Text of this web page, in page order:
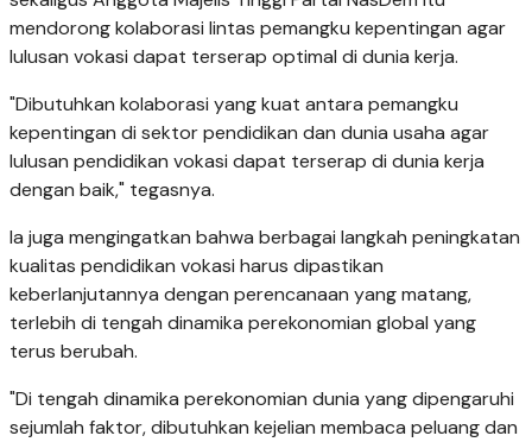
mendorong kolaborasi lintas pemangku kepentingan agar
lulusan vokasi dapat terserap optimal di dunia kerja.
"Dibutuhkan kolaborasi yang kuat antara pemangku
kepentingan di sektor pendidikan dan dunia usaha agar
lulusan pendidikan vokasi dapat terserap di dunia kerja
dengan baik," tegasnya.
Ia juga mengingatkan bahwa berbagai langkah peningkatan
kualitas pendidikan vokasi harus dipastikan
keberlanjutannya dengan perencanaan yang matang,
terlebih di tengah dinamika perekonomian global yang
terus berubah.
"Di tengah dinamika perekonomian dunia yang dipengaruhi
sejumlah faktor, dibutuhkan kejelian membaca peluang dan